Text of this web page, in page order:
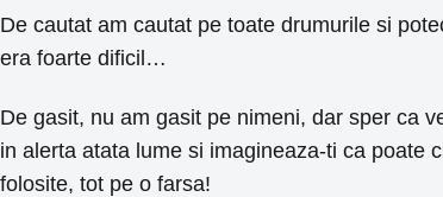
De cautat am cautat pe toate drumurile si
era foarte dificil…
De gasit, nu am gasit pe nimeni, dar sper ca
in alerta atata lume si imagineaza-ti ca poate
folosite, tot pe o farsa!